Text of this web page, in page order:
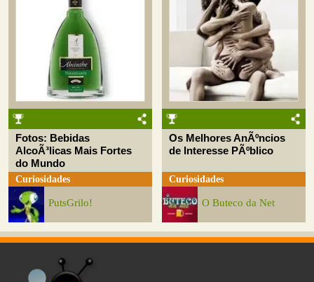
Fotos: Bebidas
AlcoÃ³licas Mais Fortes
do Mundo
Curiosidades
PutsGrilo!
Os Melhores AnÃºncios
de Interesse PÃºblico
Curiosidades
O Buteco da Net